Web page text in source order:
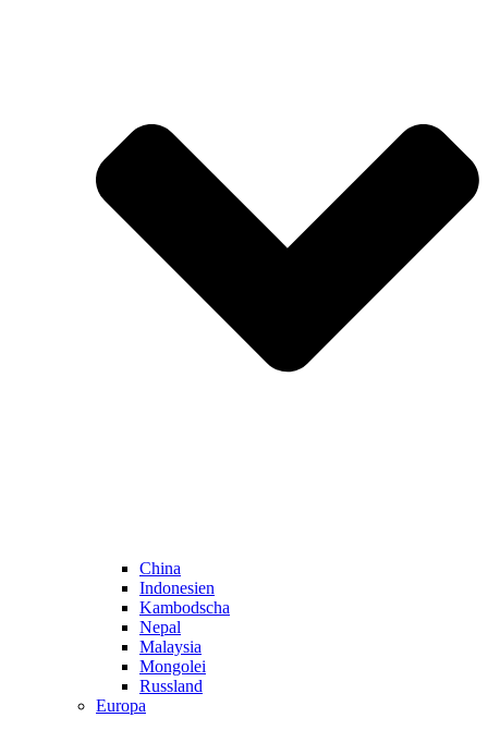
China
Indonesien
Kambodscha
Nepal
Malaysia
Mongolei
Russland
Europa